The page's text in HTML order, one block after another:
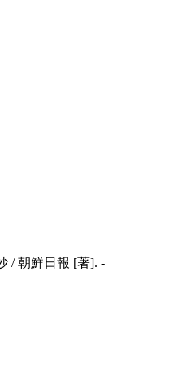
/ 朝鮮日報 [著]. -